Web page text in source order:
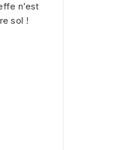
n’est
sol !